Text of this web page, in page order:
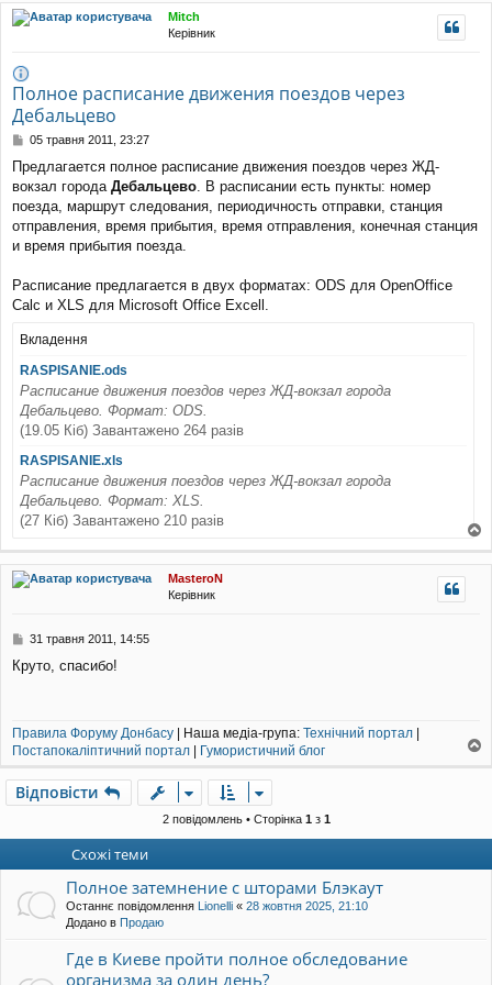
уп
Mitch
Керівник
Полное расписание движения поездов через
Дебальцево
П
в
і
д
о
л
н
н
05 травня 2011, 23:27
Предлагается полное расписание движения поездов через ЖД-
вокзал города Дебальцево. В расписании есть пункты: номер
поезда, маршрут следования, периодичность отправки, станция
отправления, время прибытия, время отправления, конечная станция
и время прибытия поезда.
Расписание предлагается в двух форматах: ODS для OpenOffice
Calc и XLS для Microsoft Office Excell.
Вкладення
RASPISANIE.ods
Расписание движения поездов через ЖД-вокзал города
Дебальцево. Формат: ODS.
(19.05 Кіб) Завантажено 264 разів
RASPISANIE.xls
Расписание движения поездов через ЖД-вокзал города
Дебальцево. Формат: XLS.
(27 Кіб) Завантажено 210 разів
о
г
MasteroN
Керівник
П
в
м
л
е
н
н
31 травня 2011, 14:55
Круто, спасибо!
Правила Форуму Донбасу | Наша медіа-група: Технічний портал |
Постапокаліптичний портал | Гумористичний блог
Відповісти
2 повідомлень • Сторінка 1з 1
Схожі теми
Полное затемнение с шторами Блэкаут
Останнє повідомлення Lionelli « 28 жовтня 2025, 21:10
Додано в Продаю
Где в Киеве пройти полное обследование
организма за один день?